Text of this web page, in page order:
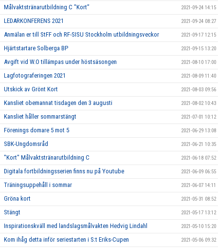
Målvaktstränarutbildning C "Kort” 2021-09-24 14:15
LEDARKONFERENS 2021 2021-09-24 08:27
Anmälan er till StFF och RF-SISU Stockholm utbildningsveckor 2021-09-17 12:15
Hjärtstartare Solberga BP 2021-09-15 13:20
Avgift vid W.O tillämpas under höstsäsongen 2021-08-10 17:00
Lagfotograferingen 2021 2021-08-09 11:40
Utskick av Grönt Kort 2021-08-03 09:56
Kansliet obemannat tisdagen den 3 augusti 2021-08-02 10:43
Kansliet håller sommarstängt 2021-07-01 10:12
Förenings domare 5 mot 5 2021-06-29 13:08
SBK-Ungdomsråd 2021-06-21 10:35
"Kort" Målvaktstränarutbildning C 2021-06-18 07:52
Digitala fortbildningsserien finns nu på Youtube 2021-06-09 06:55
Träningsuppehåll i sommar 2021-06-07 14:11
Gröna kort 2021-05-31 08:52
Stängt 2021-05-17 13:12
Inspirationskväll med landslagsmålvakten Hedvig Lindahl 2021-05-10 15:20
Kom ihåg detta inför seriestarten i S:t Eriks-Cupen 2021-05-06 09:32